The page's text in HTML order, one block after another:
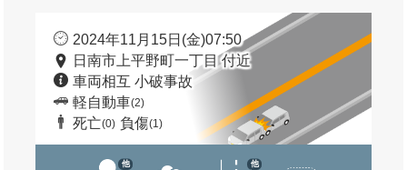
2024年11月15日(金)07:50
日南市上平野町一丁目 付近
車両相互 小破事故
軽自動車(2)
死亡(0) 負傷(1)
他 他